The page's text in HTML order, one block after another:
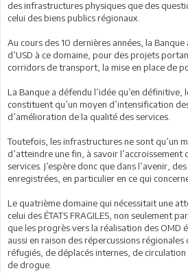
des infrastructures physiques que des
celui des biens publics régionaux.
Au cours des 10 dernières années, la
d’USD à ce domaine, pour des projets
corridors de transport, la mise en place de
La Banque a défendu l’idée qu’en définitive,
constituent qu’un moyen d’intensification
d’amélioration de la qualité des services.
Toutefois, les infrastructures ne sont qu’un
d’atteindre une fin, à savoir l’accroissement
services. J’espère donc que dans l’avenir,
enregistrées, en particulier en ce qui
Le quatrième domaine qui nécessitait une
celui des ÉTATS FRAGILES, non seulement
que les progrès vers la réalisation des OMD
aussi en raison des répercussions
réfugiés, de déplacés internes, de
de drogue.